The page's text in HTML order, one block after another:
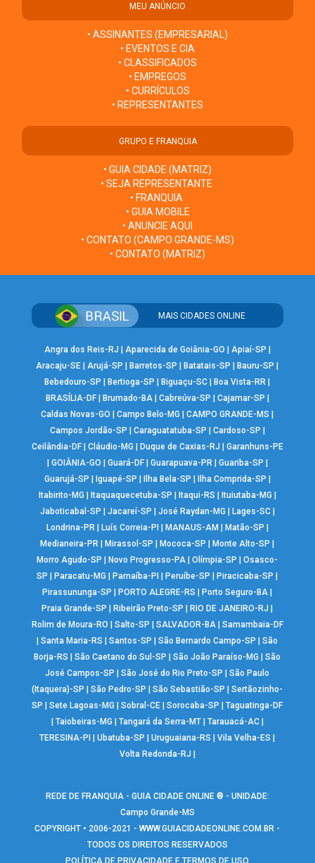
MEU ANÚNCIO
• ASSINANTES (EMPRESARIAL)
• EVENTOS E CIA
• CLASSIFICADOS
• EMPREGOS
• CURRÍCULOS
• REPRESENTANTES
GRUPO E FRANQUIA
• GUIA CIDADE (MATRIZ)
• SEJA REPRESENTANTE
• FRANQUIA
• GUIA MOBILE
• ANUNCIE AQUI
• CONTATO (CAMPO GRANDE-MS)
• CONTATO (MATRIZ)
MAIS CIDADES ONLINE
Angra dos Reis-RJ Aparecida de Goiânia-GO Apiaí-SP
Aracaju-SE |Arujá-SP Barretos-SP Batatais-SP Bauru-SP
Bebedouro-SP
Bertioga-SP Biguaçu-SC Boa Vista-RR
BRASÍLIA-DF| Brumado-BA| Cabreúva-SP Cajamar-SP
Caldas Novas-GO
|Campo Belo-MG |CAMPO GRANDE-MS
Campos Jordão-SP
Caraguatatuba-SP Cardoso-SP
Ceilândia-DF| Cláudio-MG Duque de Caxias-RJ
Garanhuns-PE
GOIÂNIA-GO Guará-DF| Guarapuava-PR| Guariba-SP
Guarujá-SP
Iguapé-SP Ilha Bela-SP Ilha Comprida-SP
Itabirito-MG
Itaquaquecetuba-SP Itaqui-RS Ituiutaba-MG
Jaboticabal-SP
Jacareí-SP José Raydan-MG Lages-SC|
Londrina-PR| Luís Correia-PI MANAUS-AM Matão-SP
Medianeira-PR
Mirassol-SP Mococa-SP Monte Alto-SP
Morro Agudo-SP
Novo Progresso-PA |Olímpia-SP |Osasco-
SP
Paracatu-MG Parnaíba-PI Peruíbe-SP Piracicaba-SP
Pirassununga-SP
PORTO ALEGRE-RS Porto Seguro-BA
Praia Grande-SP
Ribeirão Preto-SP RIO DE JANEIRO-RJ
Rolim de Moura-RO
Salto-SP SALVADOR-BA| Samambaia-DF
|Santa Maria-RS |Santos-SP |São Bernardo Campo-SP |São
Borja-RS
|São Caetano do Sul-SP |São João Paraíso-MG |São
José Campos-SP
|São José do Rio Preto-SP |São Paulo
(Itaquera)-SP
|São Pedro-SP |São Sebastião-SP |Sertãozinho-
SP
|Sete Lagoas-MG |Sobral-CE |Sorocaba-SP |Taguatinga-DF
Taiobeiras-MG Tangará da Serra-MT| Tarauacá-AC|
TERESINA-PI
|Ubatuba-SP |Uruguaiana-RS |Vila Velha-ES
Volta Redonda-RJ
REDE DE FRANQUIA - GUIA CIDADE ONLINE ® - UNIDADE:
Campo Grande-MS
COPYRIGHT • 2006-2021 -WWW.GUIACIDADEONLINE.COM.BR -
TODOS OS DIREITOS RESERVADOS
POLÍTICA DE PRIVACIDADE E TERMOS DE USO